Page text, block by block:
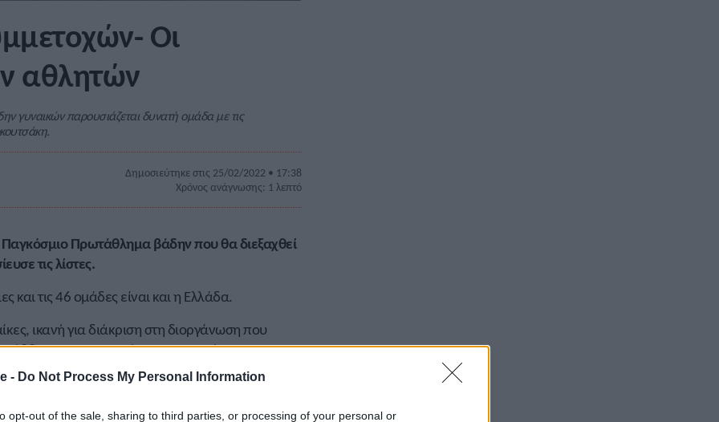
- Do Not Process My Personal Information
opt-out of the sale, sharing to third parties, or processing of your personal or
Οι
αθλητών
γυναικών παρουσιάζεται δυνατή ομάδα με τις
Δημοσιεύτηκε στις 25/02/2022 • 17:38
Χρόνος ανάγνωσης: 1 λεπτό
Παγκόσμιο Πρωτάθλημα βάδην που θα διεξαχθεί
τις λίστες.
και τις 46 ομάδες είναι και η Ελλάδα.
ικανή για διάκριση στη διοργάνωση που
Σάββατο στην πρωτεύουσα του Ομάν.
στα 20χλμ. βάδηνΑντιγόνη Ντρισμπιώτη.Ακόμη